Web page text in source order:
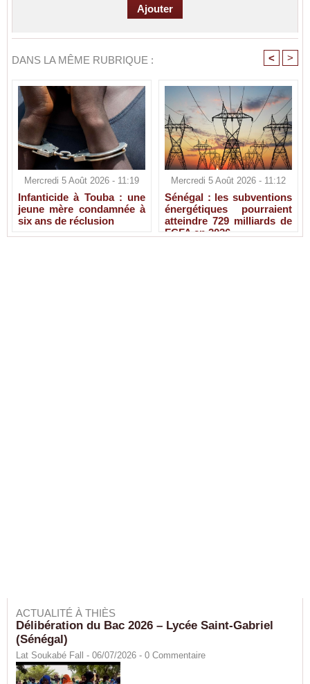
DANS LA MÊME RUBRIQUE : < >
Mercredi 5 Août 2026 - 11:19
Infanticide à Touba : une
jeune mère condamnée à
six ans de réclusion
Mercredi 5 Août 2026 - 11:12
Sénégal : les subventions
énergétiques pourraient
atteindre 729 milliards de
FCFA en 2026
ACTUALITÉ À THIÈS
Délibération du Bac 2026 – Lycée Saint-Gabriel
(Sénégal)
Lat Soukabé Fall - 06/07/2026 - 0 Commentaire